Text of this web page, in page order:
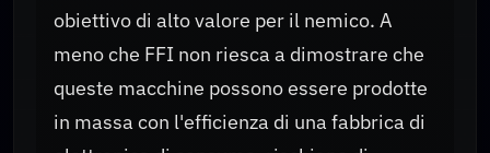
obiettivo di alto valore per il nemico. A
meno che FFI non riesca a dimostrare che
queste macchine possono essere prodotte
in massa con l'efficienza di una fabbrica di